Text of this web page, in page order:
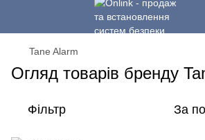
Tane Alarm
Огляд товарів бренду
Фільтр За